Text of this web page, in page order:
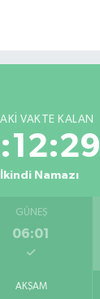
VAKTE KALAN
İkindi Namazı
GÜNEŞ
06:01
AKŞAM